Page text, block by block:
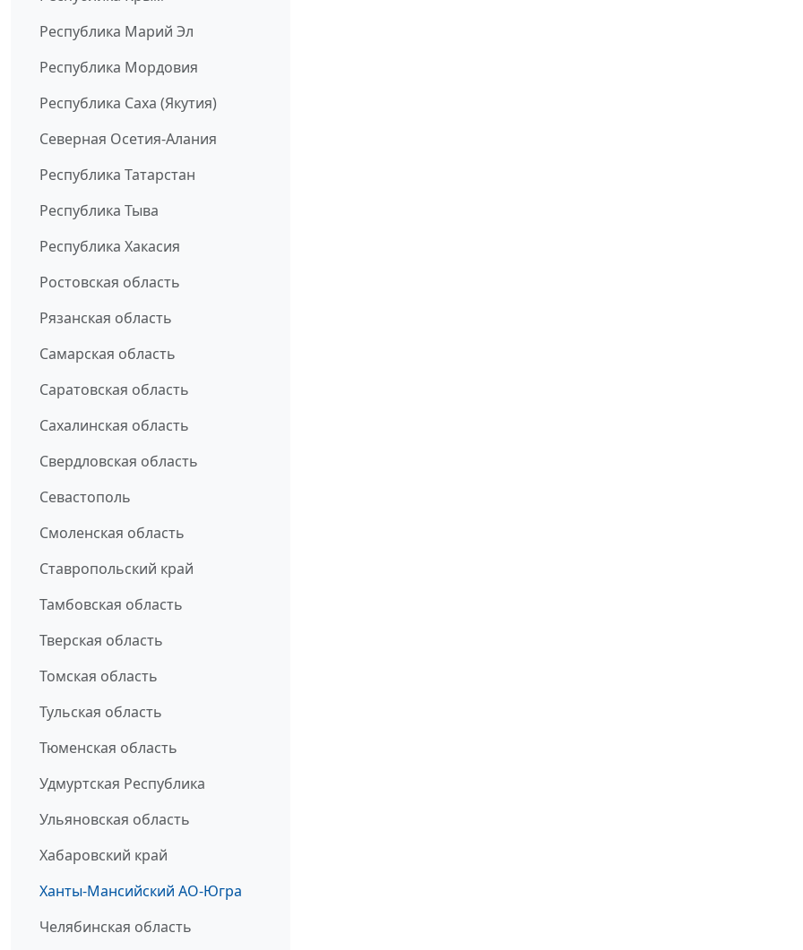
Республика Марий Эл
Республика Мордовия
Республика Саха (Якутия)
Северная Осетия-Алания
Республика Татарстан
Республика Тыва
Республика Хакасия
Ростовская область
Рязанская область
Самарская область
Саратовская область
Сахалинская область
Свердловская область
Севастополь
Смоленская область
Ставропольский край
Тамбовская область
Тверская область
Томская область
Тульская область
Тюменская область
Удмуртская Республика
Ульяновская область
Хабаровский край
Ханты-Мансийский АО-Югра
Челябинская область